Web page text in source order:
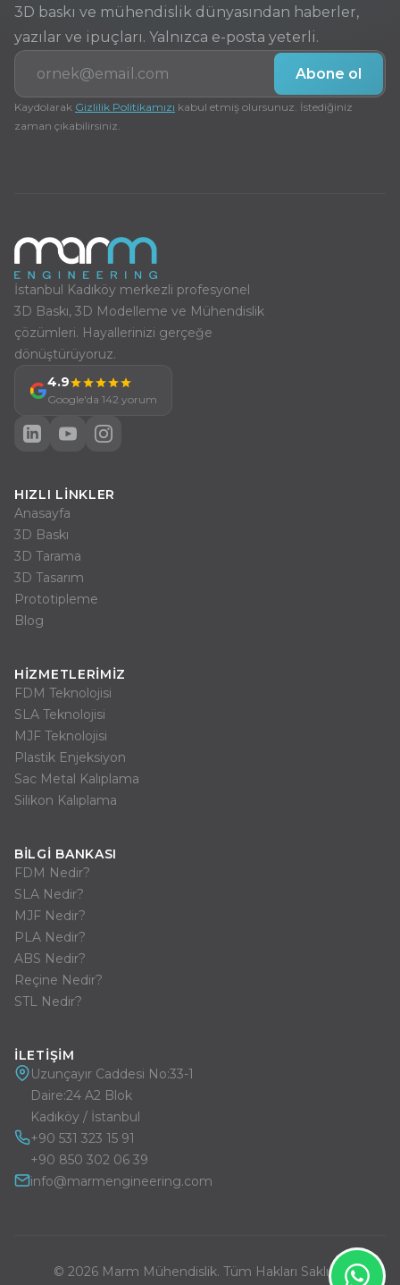
3D baskı ve mühendislik dünyasından haberler,
yazılar ve ipuçları. Yalnızca e-posta yeterli.
E-posta
Abone ol
Kaydolarak Gizlilik Politikamızı kabul etmiş olursunuz. İstediğiniz
zaman çıkabilirsiniz.
İstanbul Kadıköy merkezli profesyonel
3D Baskı, 3D Modelleme ve Mühendislik
çözümleri. Hayallerinizi gerçeğe
dönüştürüyoruz.
4.9
Google'da 142 yorum
HIZLI LINKLER
Anasayfa
3D Baskı
3D Tarama
3D Tasarım
Prototipleme
Blog
HIZMETLERIMIZ
FDM Teknolojisi
SLA Teknolojisi
MJF Teknolojisi
Plastik Enjeksiyon
Sac Metal Kalıplama
Silikon Kalıplama
BILGI BANKASI
FDM Nedir?
SLA Nedir?
MJF Nedir?
PLA Nedir?
ABS Nedir?
Reçine Nedir?
STL Nedir?
İLETIŞIM
Uzunçayır Caddesi No:33-1
Daire:24 A2 Blok
Kadıköy / İstanbul
+90 531 323 15 91
+90 850 302 06 39
info@marmengineering.com
© 2026 Marm Mühendislik. Tüm Hakları Saklıdır.